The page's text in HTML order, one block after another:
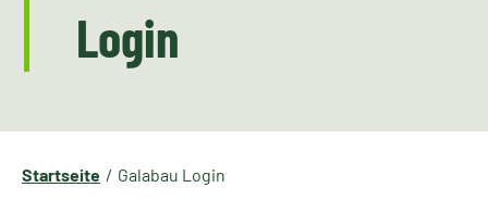
Login
Startseite Galabau Login